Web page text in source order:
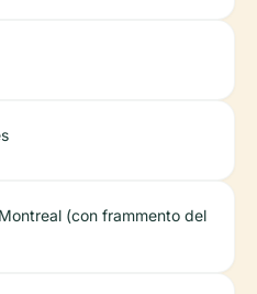
(con frammento del